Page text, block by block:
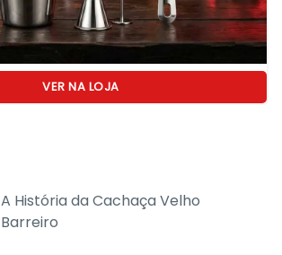
VER NA LOJA
A História da Cachaça Velho
Barreiro